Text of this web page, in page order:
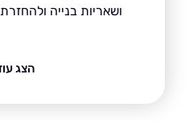
ושאריות בנייה ולהחזרת הבית